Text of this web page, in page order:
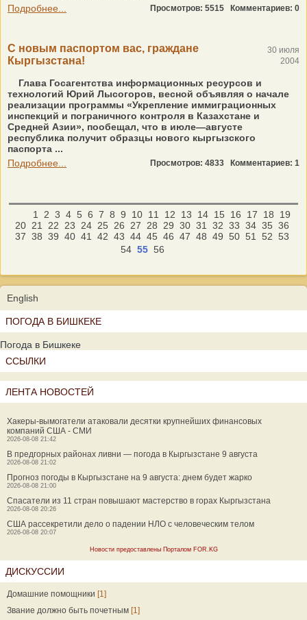
Подробнее...
Просмотров: 5515 Комментариев: 0
С новым паспортом вас, граждане
Кыргызстана!
30 июля
2004
Глава Госагентства информационных ресурсов и
технологий Юрий Лысогоров, весной объявляя о начале
реализации программы «Укрепление иммиграционных
инспекций и пограничного контроля в Казахстане и
Средней Азии», пообещал, что в июле—августе
республика получит образцы нового кыргызского
паспорта ...
Подробнее...
Просмотров: 4833 Комментариев: 1
1 2 3 4 5 6 7 8 9 10 11 12 13 14 15 16 17 18
19
20 21 22 23 24 25 26 27 28 29 30 31 32 33 34 35 36
37 38 39 40 41 42 43 44 45 46 47 48 49 50 51 52 53
54 55 56
English
ПОГОДА В БИШКЕКЕ
Погода в Бишкеке
ССЫЛКИ
ЛЕНТА НОВОСТЕЙ
Хакеры-вымогатели атаковали десятки крупнейших финансовых
компаний США - СМИ
2026-08-08 21:42
В предгорных районах ливни — погода в Кыргызстане 9 августа
2026-08-08 21:02
Прогноз погоды в Кыргызстане на 9 августа: днем будет жарко
2026-08-08 21:00
Спасатели из 11 стран повышают мастерство в горах Кыргызстана
2026-08-08 20:26
США рассекретили дело о падении НЛО с человеческим телом
2026-08-08 20:07
Новости предоставлены Порталом FOR.KG
ДИСКУССИИ
Домашние помощники [1]
Звание должно быть почетным [1]